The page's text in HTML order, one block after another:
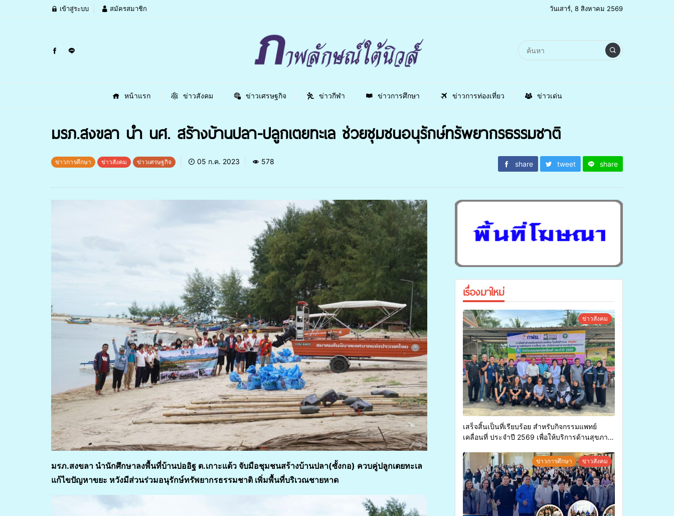
เข้าสู่ระบบ สมัครสมาชิก วันเสาร์, 8 สิงหาคม 2569
หน้าแรก ข่าวสังคม ข่าวเศรษฐกิจ ข่าวกีฬา ข่าวการศึกษา ข่าวการท่องเที่ยว ข่าวเด่น
มรภ.สงขลา นำ นศ. สร้างบ้านปลา-ปลูกเตยทะเล ช่วยชุมชนอนุรักษ์ทรัพยากรธรรมชาติ
ข่าวการศึกษา ข่าวสังคม ข่าวเศรษฐกิจ 05 ก.ค. 2023 578 share tweet share
มรภ.สงขลา นำนักศึกษาลงพื้นที่บ้านบ่ออิฐ ต.เกาะแต้ว จับมือชุมชนสร้างบ้านปลา(ซั้งกอ) ควบคู่ปลูกเตยทะเล
แก้ไขปัญหาขยะ หวังมีส่วนร่วมอนุรักษ์ทรัพยากรธรรมชาติ เพิ่มพื้นที่บริเวณชายหาด
เรื่องมาใหม่
ข่าวสังคม
เสร็จสิ้นเป็นที่เรียบร้อย สำหรับกิจกรรมแพทย์
เคลื่อนที่ ประจำปี 2569 เพื่อให้บริการด้านสุขภาพ
ข่าวการศึกษา ข่าวสังคม